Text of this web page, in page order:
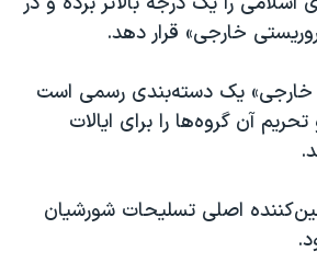
خارجی» قرار دهد.
خارجی» یک دسته‌بندی رسمی است
آن گروه‌ها را برای ایالات
اصلی تسلیحات شورشیان